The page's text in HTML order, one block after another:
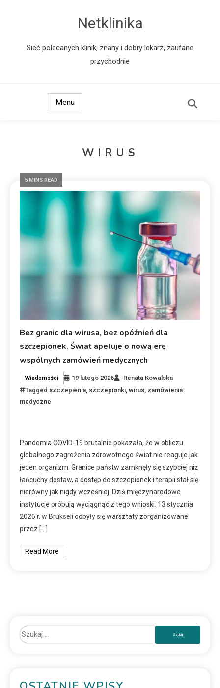
Netklinika
Sieć polecanych klinik, znany i dobry lekarz, zaufane
przychodnie
Menu
WIRUS
5 MINS READ
Bez granic dla wirusa, bez opóźnień dla
szczepionek. Świat apeluje o nową erę
wspólnych zamówień medycznych
Wiadomości 19 lutego 2026
Renata Kowalska
Tagged szczepienia szczepionki ,wirus zamówienia
medyczne
Pandemia COVID-19 brutalnie pokazała, że w obliczu
globalnego zagrożenia zdrowotnego świat nie reaguje jak
jeden organizm. Granice państw zamknęły się szybciej niż
łańcuchy dostaw, a dostęp do szczepionek i terapii stał się
nierówny jak nigdy wcześniej. Dziś międzynarodowe
instytucje próbują wyciągnąć z tego wnioski. 13 stycznia
2026 r. w Brukseli odbyły się warsztaty zorganizowane
przez […]
Read More